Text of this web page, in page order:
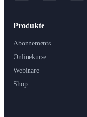
Produkte
Abonnements
Onlinekurse
Webinare
Shop